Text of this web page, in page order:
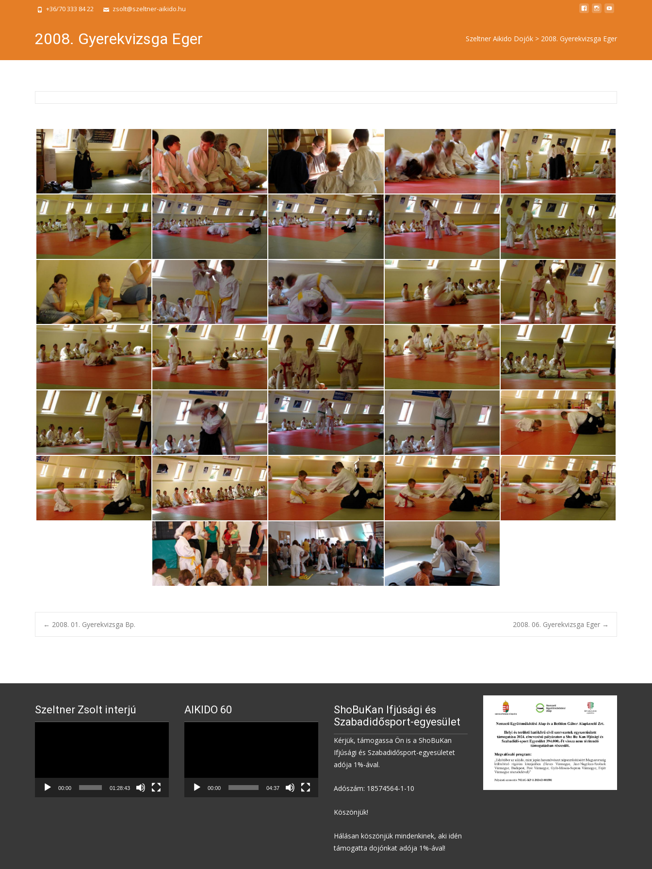
+36/70 333 84 22 zsolt@szeltner-aikido.hu
2008. Gyerekvizsga Eger Szeltner Aikido Dojók > 2008. Gyerekvizsga Eger
Post
← 2008. 01. Gyerekvizsga Bp. 2008. 06. Gyerekvizsga Eger →
Szeltner Zsolt interjú
00:00 01:28:43
AIKIDO 60
00:00 04:37
ShoBuKan Ifjúsági és
Szabadidősport-egyesület
Kérjük, támogassa Ön is a ShoBuKan
Ifjúsági és Szabadidősport-egyesületet
adója 1%-ával.
Adószám: 18574564-1-10
Köszönjük!
Hálásan köszönjük mindenkinek, aki idén
támogatta dojónkat adója 1%-ával!